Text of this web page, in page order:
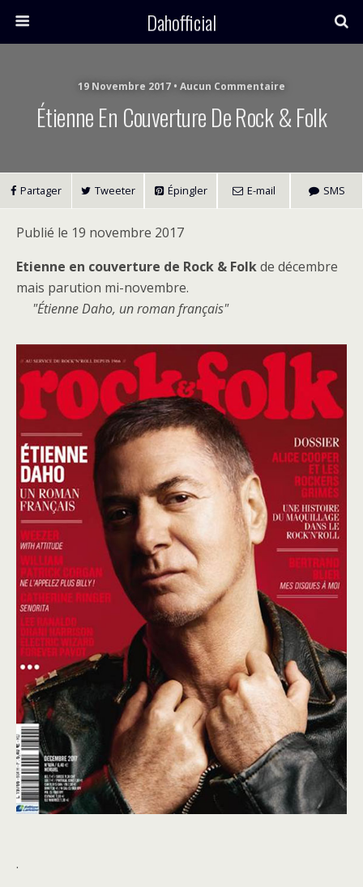
Dahofficial
19 Novembre 2017 • Aucun Commentaire
Étienne En Couverture De Rock & Folk
Partager Tweeter Épingler E-mail SMS
Publié le 19 novembre 2017
Etienne en couverture de Rock & Folkde décembre
mais parution mi-novembre.
Étienne Daho, un roman français
.